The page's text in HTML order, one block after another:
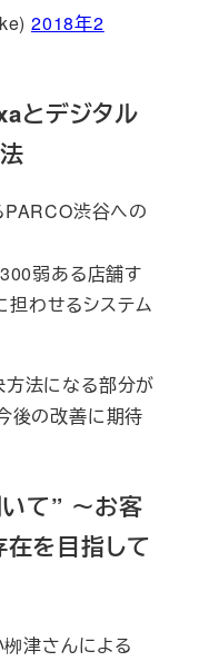
2018年2
とデジタル
PARCO渋谷への
弱ある店舗す
わせるシステム
方法になる部分が
後の改善に期待
て” ～お客
を目指して
津さんによる